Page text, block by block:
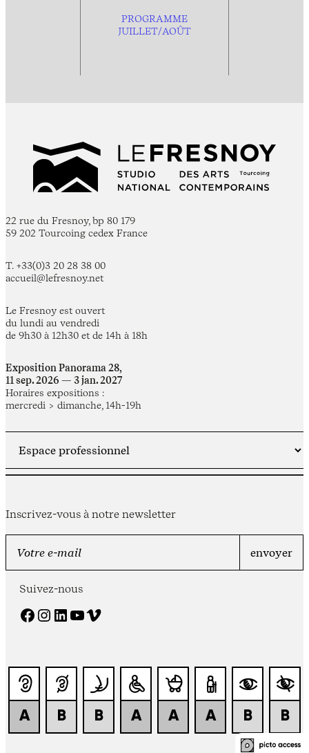
PROGRAMME
JUILLET/AOÛT
22 rue du Fresnoy, bp 80 179
59 202 Tourcoing cedex France
T. +33(0)3 20 28 38 00
accueil@lefresnoy.net
Le Fresnoy est ouvert
du lundi au vendredi
de 9h30 à 12h30 et de 14h à 18h
Exposition Panorama 28,
11 sep. 2026 — 3 jan. 2027
Horaires expositions :
mercredi > dimanche, 14h-19h
Inscrivez-vous à notre newsletter
Suivez-nous
Facebook Instagram LinkedIn YouTube Vimeo